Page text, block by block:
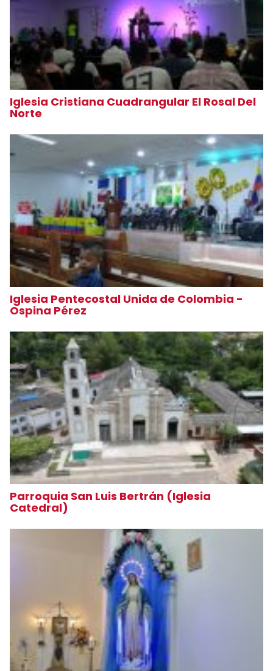
Iglesia Cristiana Cuadrangular El Rosal Del
Norte
Iglesia Pentecostal Unida de Colombia -
Ospina Pérez
Parroquia San Luis Bertrán (Iglesia
Catedral)